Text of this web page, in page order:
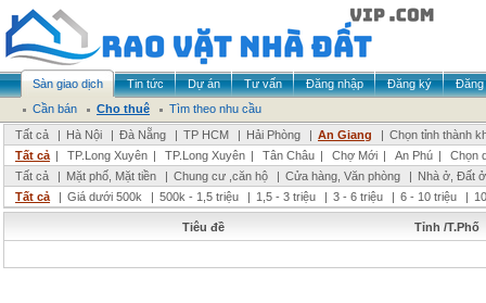
Sàn giao dịch Tin tức Dự án Tư vấn Đăng nhập Đăng ký
Đăng
Cần bán
Cho thuê
Tìm theo nhu cầu
Tất cả
| Hà Nội | Đà Nẵng | TP HCM | Hải Phòng | An Giang | Chọn tỉnh thành
Tất cả | TP.Long Xuyên | TP.Long Xuyên | Tân Châu | Chợ Mới | An Phú |
Chọn
Tất cả
| Mặt phố, Mặt tiền | Chung cư ,căn hộ | Cửa hàng, Văn phòng | Nhà ở, Đất ở
Tất cả
| Giá dưới 500k | 500k - 1,5 triệu | 1,5 - 3 triệu | 3 - 6 triệu | 6 - 10 triệu |
Tiêu đề Tỉnh /T.Phố